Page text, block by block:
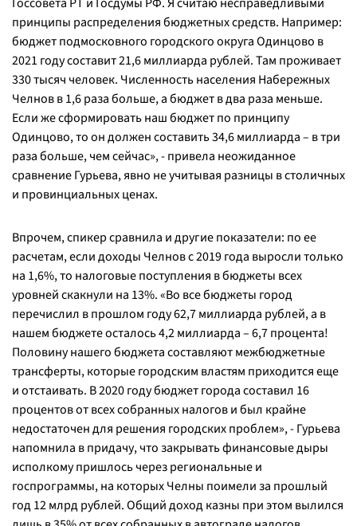
принципы распределения бюджетных средств. Например:
бюджет подмосковного городского округа Одинцово в
2021 году составит 21,6 миллиарда рублей. Там проживает
330 тысяч человек. Численность населения Набережных
Челнов в 1,6 раза больше, а бюджет в два раза меньше.
Если же сформировать наш бюджет по принципу
Одинцово, то он должен составить 34,6 миллиарда – в три
раза больше, чем сейчас», - привела неожиданное
сравнение Гурьева, явно не учитывая разницы в столичных
и провинциальных ценах.
Впрочем, спикер сравнила и другие показатели: по ее
расчетам, если доходы Челнов с 2019 года выросли только
на 1,6%, то налоговые поступления в бюджеты всех
уровней скакнули на 13%. «Во все бюджеты город
перечислил в прошлом году 62,7 миллиарда рублей, а в
нашем бюджете осталось 4,2 миллиарда – 6,7 процента!
Половину нашего бюджета составляют межбюджетные
трансферты, которые городским властям приходится еще
и отстаивать. В 2020 году бюджет города составил 16
процентов от всех собранных налогов и был крайне
недостаточен для решения городских проблем», - Гурьева
напомнила в придачу, что закрывать финансовые дыры
исполкому пришлось через региональные и
госпрограммы, на которых Челны поимели за прошлый
год 12 млрд рублей. Общий доход казны при этом вылился